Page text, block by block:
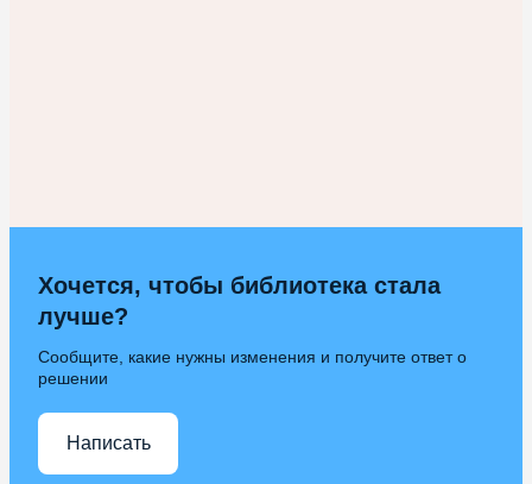
Хочется, чтобы библиотека стала
лучше?
Сообщите, какие нужны изменения и получите ответ о
решении
Написать